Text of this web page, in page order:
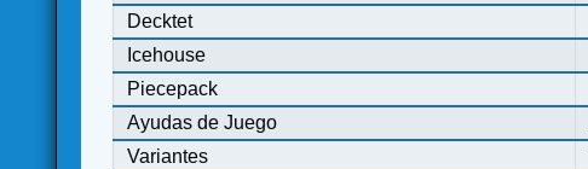
Decktet
Icehouse
Piecepack
Ayudas de Juego
Variantes